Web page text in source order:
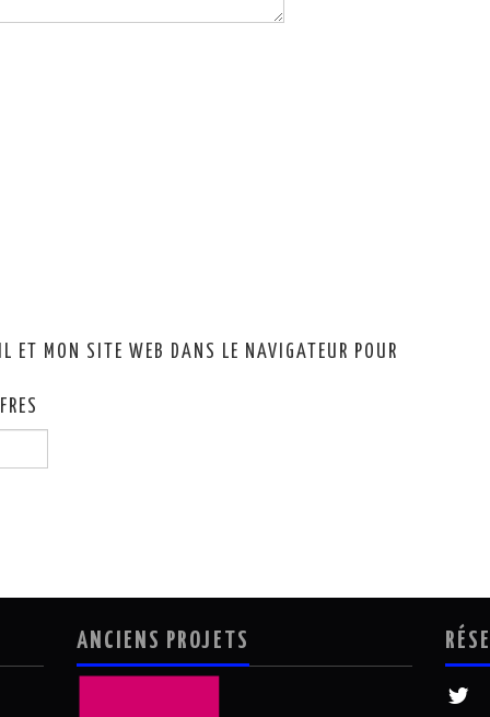
ET MON SITE WEB DANS LE NAVIGATEUR POUR
ANCIENS PROJETS